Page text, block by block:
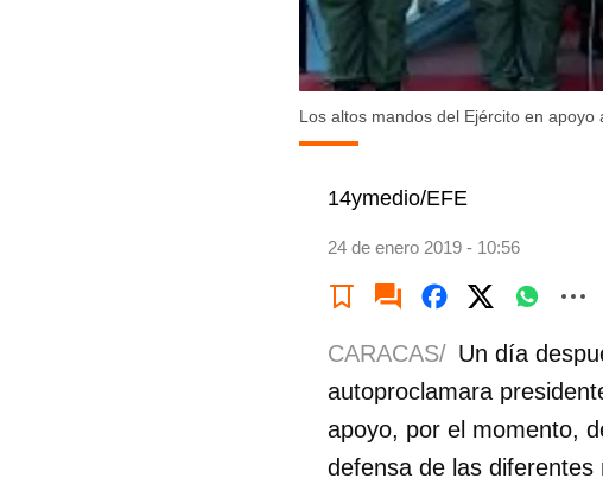
Los altos mandos del Ejército en apoyo
14ymedio/EFE
24 de enero 2019 - 10:56
CARACAS/ Un día
autoproclamara
apoyo, por el momento,
defensa de las